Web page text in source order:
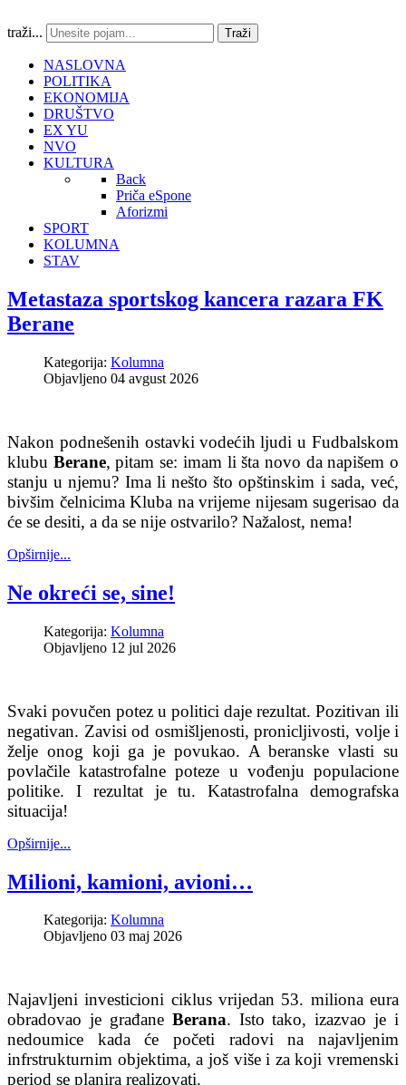
traži... Traži
NASLOVNA
POLITIKA
EKONOMIJA
DRUŠTVO
EX YU
NVO
KULTURA
Back
Priča eSpone
Aforizmi
SPORT
KOLUMNA
STAV
Metastaza sportskog kancera razara FK
Berane
Kategorija: Kolumna
Objavljeno 04 avgust 2026
Nakon podnešenih ostavki vodećih ljudi u Fudbalskom
klubu Berane, pitam se: imam li šta novo da napišem o
stanju u njemu? Ima li nešto što opštinskim i sada, već,
bivšim čelnicima Kluba na vrijeme nijesam sugerisao da
će se desiti, a da se nije ostvarilo? Nažalost, nema!
Opširnije...
Ne okreći se, sine!
Kategorija: Kolumna
Objavljeno 12 jul 2026
Svaki povučen potez u politici daje rezultat. Pozitivan ili
negativan. Zavisi od osmišljenosti, pronicljivosti, volje i
želje onog koji ga je povukao. A beranske vlasti su
povlačile katastrofalne poteze u vođenju populacione
politike. I rezultat je tu. Katastrofalna demografska
situacija!
Opširnije...
Milioni, kamioni, avioni…
Kategorija: Kolumna
Objavljeno 03 maj 2026
Najavljeni investicioni ciklus vrijedan 53. miliona eura
obradovao je građane Berana. Isto tako, izazvao je i
nedoumice kada će početi radovi na najavljenim
infrstrukturnim objektima, a još više i za koji vremenski
period se planira realizovati.